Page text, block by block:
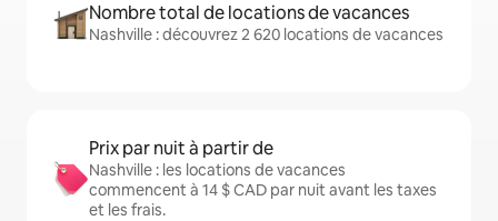
Nombre total de locations de vacances
Nashville : découvrez 2 620 locations de vacances
Prix par nuit à partir de
Nashville : les locations de vacances
commencent à 14 $ CAD par nuit avant les taxes
et les frais.